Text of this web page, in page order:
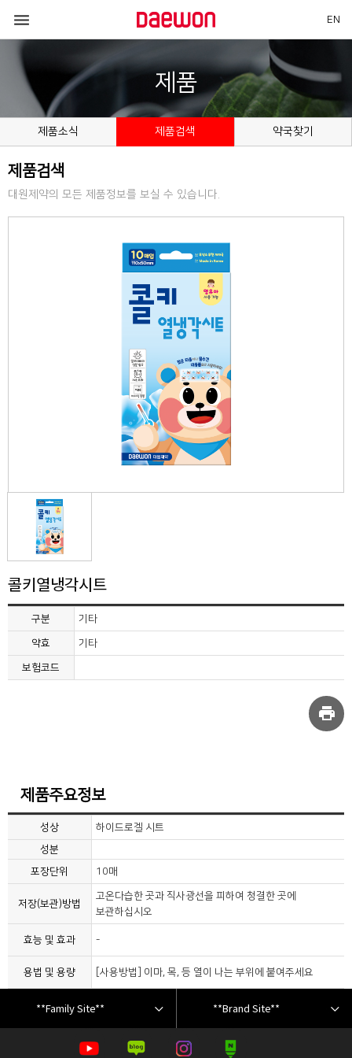
 EN
제품
제품소식 제품검색 약국찾기
제품검색
대원제약의 모든 제품정보를 보실 수 있습니다.
콜키열냉각시트
구분 기타
약효 기타
보험코드
print
제품주요정보
성상
하이드로겔 시트
성분
포장단위
10매
저장(보관)방법
고온다습한 곳과 직사광선을 피하여 청결한 곳에
보관하십시오
효능 및 효과 -
용법 및 용량 [사용방법] 이마, 목, 등 열이 나는 부위에 붙여주세요